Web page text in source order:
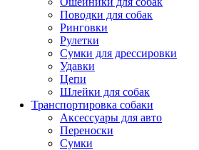
Поводки для собак
Ринговки
Рулетки
Сумки для дрессировки
Удавки
Цепи
Шлейки для собак
Транспортировка собаки
Аксессуары для авто
Переноски
Сумки